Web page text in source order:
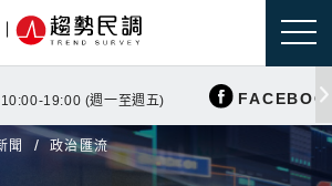
10:00-19:00 (週一至週五)
聞 政治匯流